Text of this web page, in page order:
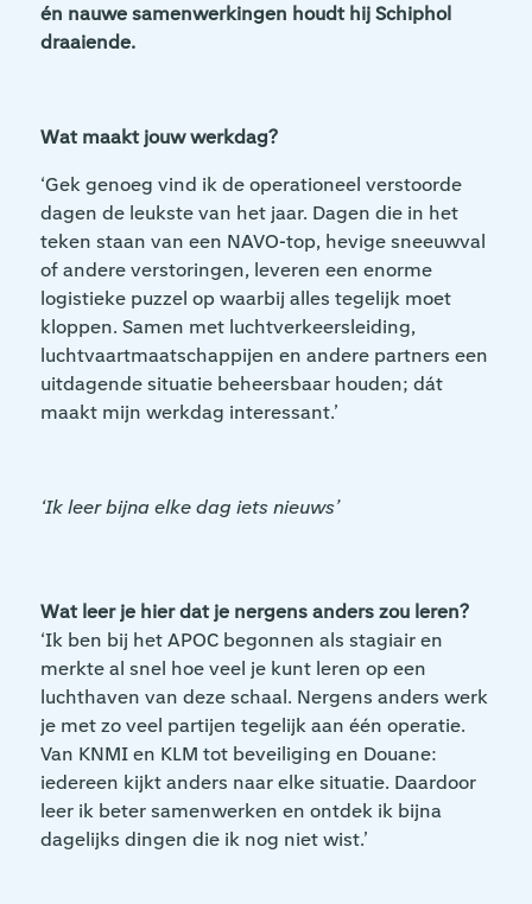
én nauwe samenwerkingen houdt hij Schiphol
draaiende.
Wat maakt jouw werkdag?
‘Gek genoeg vind ik de operationeel verstoorde
dagen de leukste van het jaar. Dagen die in het
teken staan van een NAVO-top, hevige sneeuwval
of andere verstoringen, leveren een enorme
logistieke puzzel op waarbij alles tegelijk moet
kloppen. Samen met luchtverkeersleiding,
luchtvaartmaatschappijen en andere partners een
uitdagende situatie beheersbaar houden; dát
maakt mijn werkdag interessant.’
‘Ik leer bijna elke dag iets nieuws’
Wat leer je hier dat je nergens anders zou leren?
‘Ik ben bij het APOC begonnen als stagiair en
merkte al snel hoe veel je kunt leren op een
luchthaven van deze schaal. Nergens anders werk
je met zo veel partijen tegelijk aan één operatie.
Van KNMI en KLM tot beveiliging en Douane:
iedereen kijkt anders naar elke situatie. Daardoor
leer ik beter samenwerken en ontdek ik bijna
dagelijks dingen die ik nog niet wist.’